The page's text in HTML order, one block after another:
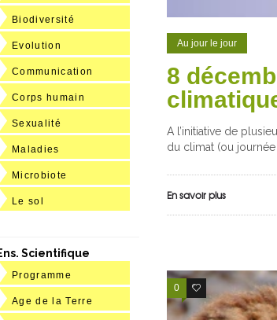
Au jour le jour
8
A l’initiative de
du climat (ou
En savoir plus
0 0
Biodiversité
Evolution
Communication
Corps humain
Sexualité
Maladies
Microbiote
Le sol
Scientifique
Programme
Age de la Terre